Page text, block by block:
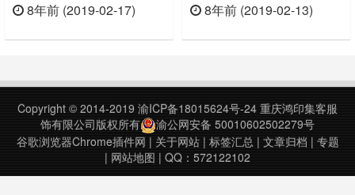
符串编解码、代码压缩、美化、
试、密码生成器、JSON比对工具、
FeHelper(前端助手) v2019.02.1519
上次更新日期：201……
8年前 (2019-02-17)
件适用于偶尔需要用Python做项目
Python代码语法和测试正则的功
Python Shell v4.0.7上次更……
8年前 (2019-02-13)
Copyright © 2014-2019 渝ICP备18015624号-24 重庆鸿印集客服
饰有限公司版权所有
渝公网安备 50010602502279号
谷歌浏览器Chrome插件网 | 关于网站| 标签汇总| 文章归档 | 专题
| 网站地图 | QQ：572122102